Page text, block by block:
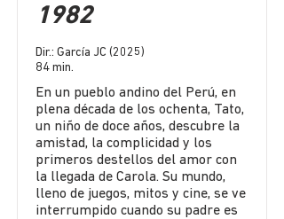
1982
Dir.: García JC (2025)
84 min.
En un pueblo andino del Perú, en
plena década de los ochenta, Tato,
un niño de doce años, descubre la
amistad, la complicidad y los
primeros destellos del amor con
la llegada de Carola. Su mundo,
lleno de juegos, mitos y cine, se ve
interrumpido cuando su padre es